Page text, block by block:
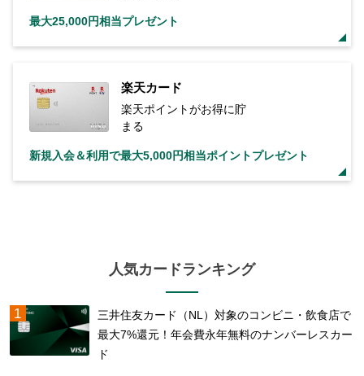
最大25,000円相当プレゼント
楽天カード
楽天ポイントがお得に貯
まる
新規入会＆利用で最大5,000円相当ポイントプレゼント
人気カードランキング
三井住友カード（NL）対象のコンビニ・飲食店で
最大7%還元！年会費永年無料のナンバーレスカー
ド